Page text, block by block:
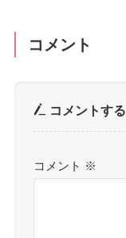
コメント
コメントする
コメント ※